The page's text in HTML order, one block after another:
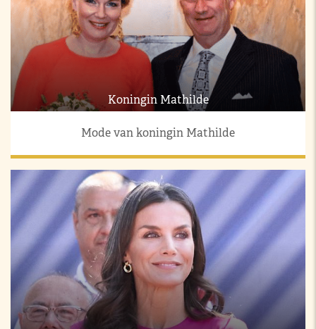
Koningin Mathilde
Mode van koningin Mathilde